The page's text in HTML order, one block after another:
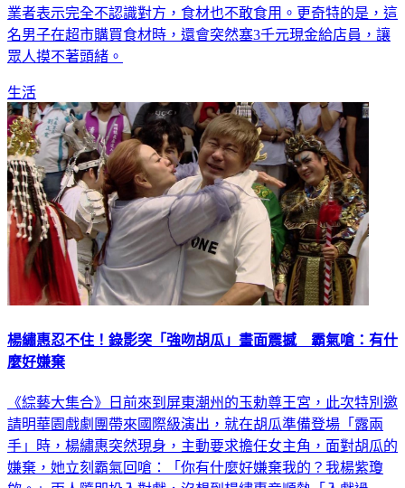
業者表示完全不認識對方，食材也不敢食用。更奇特的是，這
名男子在超市購買食材時，還會突然塞3千元現金給店員，讓
眾人摸不著頭緒。
生活
楊繡惠忍不住！錄影突「強吻胡瓜」畫面震撼 霸氣嗆：有什
麼好嫌棄
《綜藝大集合》日前來到屏東潮州的玉勅尊王宮，此次特別邀
請明華園戲劇團帶來國際級演出，就在胡瓜準備登場「露兩
手」時，楊繡惠突然現身，主動要求擔任女主角，面對胡瓜的
嫌棄，她立刻霸氣回嗆：「你有什麼好嫌棄我的？我楊紫瓊